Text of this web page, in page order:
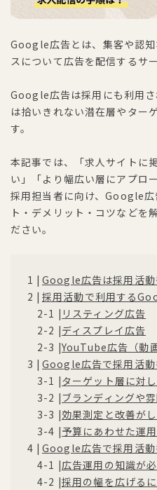
Google広告とは、集客や認
スについて広告を配信するサ
Google広告は採用にも利用
は拾いきれない潜在層やター
す。
本記事では、「求人サイトに
い」「より幅広い層にアプロ
採用担当者に向け、Google
ト・デメリット・コツなどを
ださい。
Google広告は採用活動
採用活動で利用する
リスティング広告
ディスプレイ広告
YouTube広告（動
Google広告で採用活動
ターゲット層に対
ブランディングや
効果測定と改善が
予算にあわせた運
Google広告で採用活動
広告運用の知識が
採用の幅を広げる